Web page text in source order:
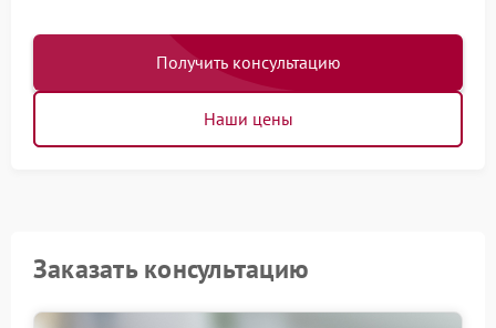
Получить консультацию
Наши цены
Заказать консультацию